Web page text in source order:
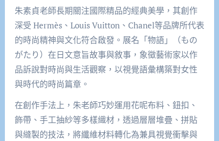
朱素貞老師長期關注國際精品的經典美學，其創作
深受 Hermès、Louis Vuitton、Chanel等品牌所代表
的時尚精神與文化符合啟發。展名「物語」（もの
がたり）在日文意旨故事與敘事，象徵藝術家以作
品訴說對時尚與生活觀察，以視覺語彙構築對女性
與時代的時尚篇章。
在創作手法上，朱老師巧妙運用花呢布料、鈕扣、
飾帶、手工抽紗等多樣織材，透過層層堆疊、拼貼
與縫製的技法，將纖維材料轉化為兼具視覺衝擊與